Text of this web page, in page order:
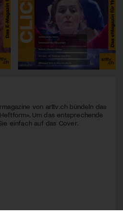
von arttv.ch bündeln das
Um das entsprechende
einfach auf das Cover.